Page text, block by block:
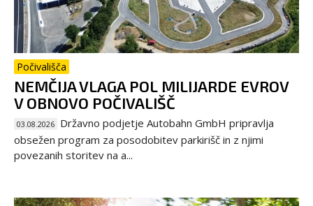
Počivališča
NEMČIJA VLAGA POL MILIJARDE EVROV
V OBNOVO POČIVALIŠČ
03.08.2026 Državno podjetje Autobahn GmbH pripravlja
obsežen program za posodobitev parkirišč in z njimi
povezanih storitev na a...